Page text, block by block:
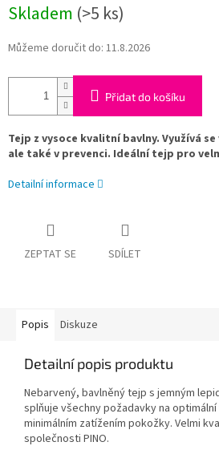
cena:
Skladem (>5 ks)
Můžeme doručit do: 11.8.2026
Přidat do košíku
Tejp z vysoce kvalitní bavlny. Využívá
ale také v prevenci. Ideální tejp pro
Detailní informace
ZEPTAT SE SDÍLET
Popis Diskuze
Detailní popis produktu
Nebarvený, bavlněný tejp s jemným
splňuje všechny požadavky na
minimálním zatížením pokožky. Velmi
společnosti PINO.